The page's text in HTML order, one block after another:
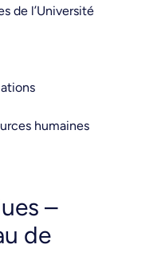
de l’Université
humaines
–
de